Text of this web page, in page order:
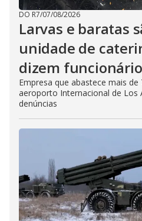
DO R7/07/08/2026
Larvas e baratas
unidade de
dizem
Empresa que abastece mais
aeroporto Internacional de Los
denúncias